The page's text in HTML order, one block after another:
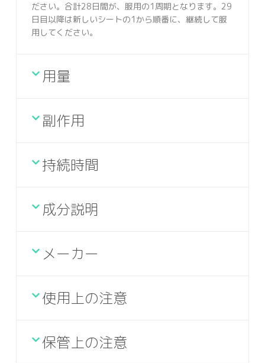
ださい。合計28日間が、服用の1周期となります。29
日目以降は新しいシートの1から順番に、継続して服
用してください。
用量
副作用
持続時間
成分説明
メーカー
使用上の注意
保管上の注意